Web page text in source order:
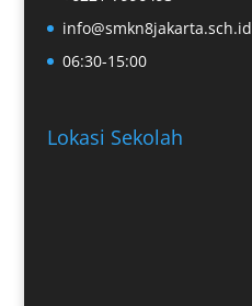
info@smkn8jakarta.sch.id
06:30-15:00
Lokasi Sekolah